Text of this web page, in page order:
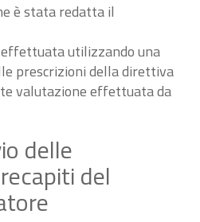
è stata redatta il
utilizzando una
prescrizioni della direttiva
valutazione effettuata da
delle
del